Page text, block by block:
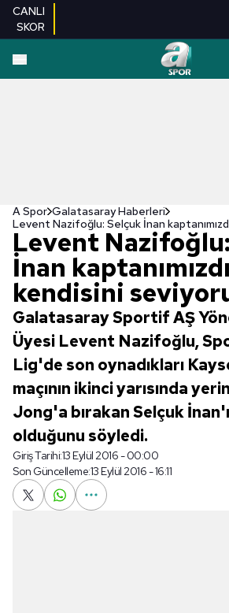
CANLI
SKOR
A Spor Galatasaray Haberleri
Levent
İnan
kendisini
Galatasaray Sportif AŞ
Üyesi Levent Nazifoğlu,
Lig'de son oynadıkları
maçının ikinci yarısında
Jong'a bırakan Selçuk
olduğunu söyledi.
Giriş Tarihi:13 Eylül 2016 - 00:00
Son Güncelleme:13 Eylül 2016 - 16:11